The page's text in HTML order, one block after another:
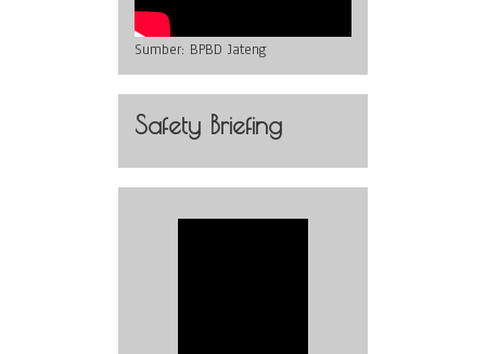
Sumber: BPBD Jateng
Safety Briefing